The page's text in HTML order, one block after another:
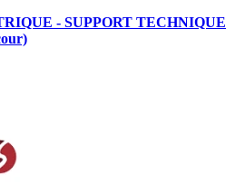
- SUPPORT TECHNIQUE